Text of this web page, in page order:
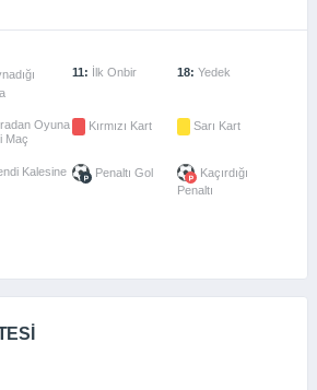
11: İlk Onbir 18: Yedek
Oyuna
Maç
Kırmızı Kart Sarı Kart
Kalesine
Penaltı Gol
Kaçırdığı
Penaltı